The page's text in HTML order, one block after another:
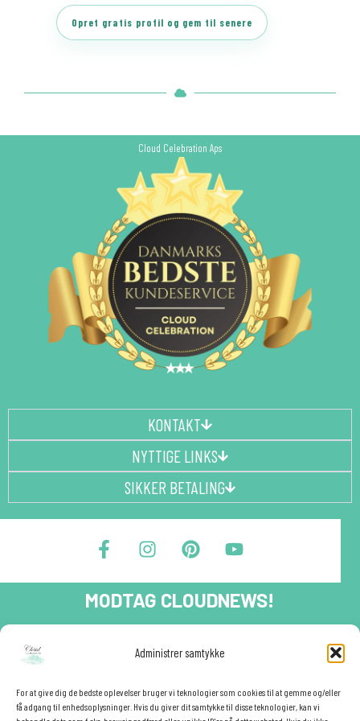
Administrer samtykke
For at give dig de bedste oplevelser bruger vi teknologier som cookies til at gemme og/eller
få adgang til enhedsoplysninger. Hvis du giver dit samtykke til disse teknologier, kan vi
Opret gratis profil og gem til senere
Cloud Celebration Aps
KONTAKT
NYTTIGE LINKS
SIKKER BETALING
a
c
e
b
o
f
n
s
t
a
g
a
i
n
t
e
r
s
o
t
u
b
MODTAG CLOUDNEWS!
festinspiration direkte i din indbakke.🎉
Fornavn